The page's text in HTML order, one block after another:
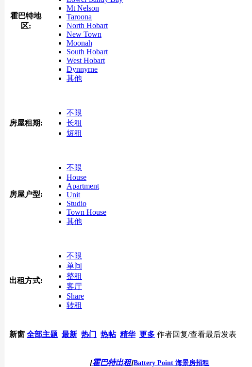
霍巴特地
区:
Mt Nelson
Taroona
North Hobart
New Town
Moonah
South Hobart
West Hobart
Dynnyrne
其他
房屋租期:
不限
长租
短租
房屋户型:
不限
House
Apartment
Unit
Studio
Town House
其他
出租方式:
不限
单间
整租
客厅
Share
转租
新窗 全部主题 最新 热门 热帖 精华 更多 作者回复/查看最后发表
[霍巴特出租]Battery Point 海景房招租